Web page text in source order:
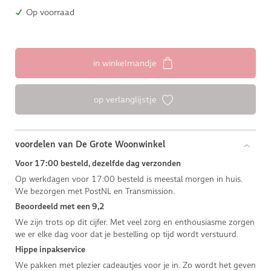
Op voorraad
in winkelmandje
op verlanglijstje
voordelen van De Grote Woonwinkel
Voor 17:00 besteld, dezelfde dag verzonden
Op werkdagen voor 17:00 besteld is meestal morgen in huis.
We bezorgen met PostNL en Transmission.
Beoordeeld met een 9,2
We zijn trots op dit cijfer. Met veel zorg en enthousiasme zorgen
we er elke dag voor dat je bestelling op tijd wordt verstuurd.
Hippe inpakservice
We pakken met plezier cadeautjes voor je in. Zo wordt het geven